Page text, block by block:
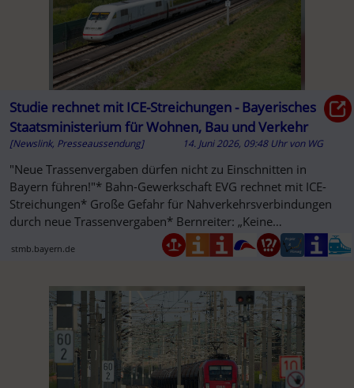
Studie rechnet mit ICE-Streichungen - Bayerisches
Staatsministerium für Wohnen, Bau und Verkehr
[Newslink, Presseaussendung] 14. Juni 2026, 09:48 Uhr von WG
"Neue Trassenvergaben dürfen nicht zu Einschnitten in
Bayern führen!"* Bahn-Gewerkschaft EVG rechnet mit ICE-
Streichungen* Große Gefahr für Nahverkehrsverbindungen
durch neue Trassenvergaben* Bernreiter: „Keine
stmb.bayern.de